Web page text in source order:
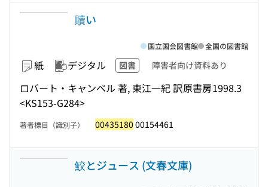
贖い
紙 デジタル 図書 障害者向け資料あり
ロバート・キャンベル 著, 東江一紀 訳原書房1998.3
<KS153-G284>
国立国会図書館 全国の図書館
著者標目（識別子） 00435180 00154461
鮫とジュース (文春文庫)